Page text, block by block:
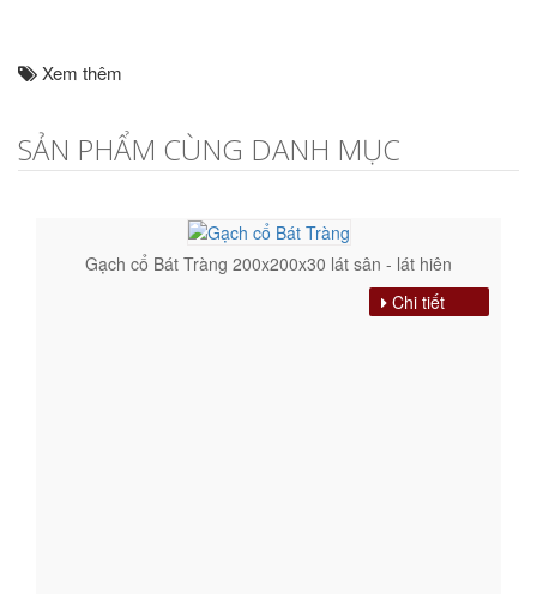
Xem thêm
SẢN PHẨM CÙNG DANH MỤC
Gạch cổ Bát Tràng 200x200x30 lát sân - lát hiên
Chi tiết